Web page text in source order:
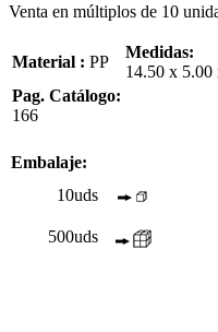
Venta en múltiplos de 10
Material : PP
Medidas:
14.50 x 5.00
Pag. Catálogo:
166
Embalaje:
10uds
500uds